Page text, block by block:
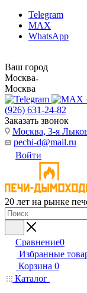
Telegram
MAX
WhatsApp
Ваш город
Москва
Москва
(926) 631-24-82
Заказать звонок
Москва, 3-я
pechi-d@mail.ru
Войти
20 лет на рынке
Сравнение0
Избранные
Корзина 0
Каталог